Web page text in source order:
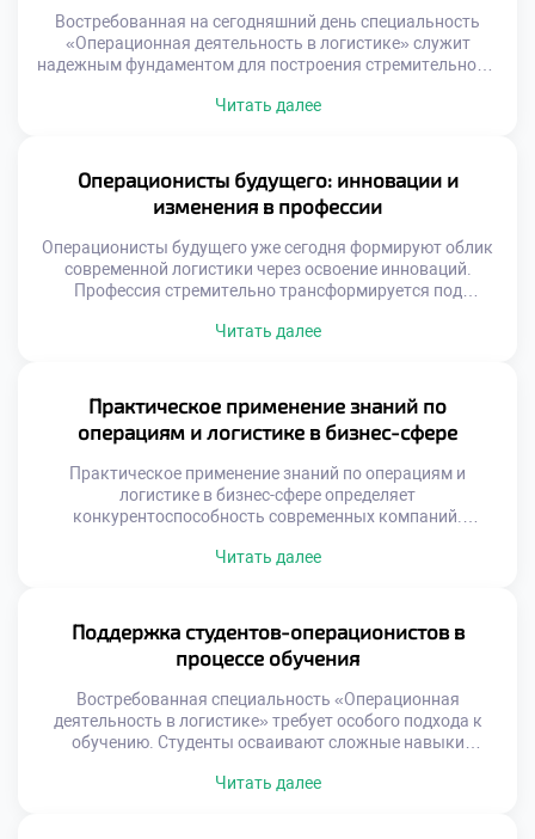
оптимизации. Склад работает […]
Востребованная на сегодняшний день специальность
«Операционная деятельность в логистике» служит
надежным фундаментом для построения стремительной и
программа формирует универсальный набор
реальный инструмент профессионального роста.
Логистическая отрасль отличается высокой динамикой
развития и постоянным расширением. Карьерные лифты
здесь работают быстрее, чем […]
Читать далее
Операционисты будущего: инновации и
изменения в профессии
Операционисты будущего уже сегодня формируют облик
современной логистики через освоение инноваций.
Профессия стремительно трансформируется под
прошлое безвозвратно. На смену им приходят
Гуманитарный аспект работы приобретает новое
звучание. Выпускники должны быть готовы к
постоянным переменам. Технологический прогресс
меняет требования к компетенциям. […]
Читать далее
Практическое применение знаний по
операциям и логистике в бизнес-сфере
Практическое применение знаний по операциям и
логистике в бизнес-сфере определяет
конкурентоспособность современных компаний.
реальную реализацию на предприятиях. Бизнес ожидает
должны трансформироваться в измеримые
экономические результаты. Понимание этого принципа
отличает профессионала от теоретика. Работодатели
ценят прикладные навыки выше академических
достижений. Способность […]
Читать далее
Поддержка студентов-операционистов в
процессе обучения
Востребованная специальность «Операционная
деятельность в логистике» требует особого подхода к
обучению. Студенты осваивают сложные навыки
потоками. Успешное усвоение программы невозможно
Читать далее